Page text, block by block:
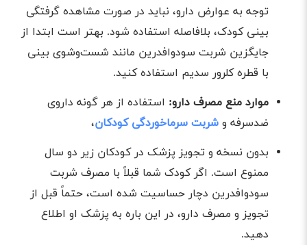
توجه به عوارض دارو، نباید در صورت مشاهده گرفتگی
بینی کودک، بلافاصله استفاده شود. بهتر است ابتدا از
جایگزین شربت سودوافدرین مانند شست‌وشوی بینی
با قطره کلرور سدیم استفاده کنید.
موارد منع مصرف دارو: استفاده از هر گونه داروی
ضدسرفه وشربت سرماخوردگی کودکان،
بدون نسخه و تجویز پزشک در کودکان زیر دو سال
ممنوع است. اگر کودک شما قبلاً با مصرف شربت
سودوافدرین دچار حساسیت شده است، حتماً قبل از
تجویز و مصرف دارو، در این باره به پزشک او اطلاع
دهید.